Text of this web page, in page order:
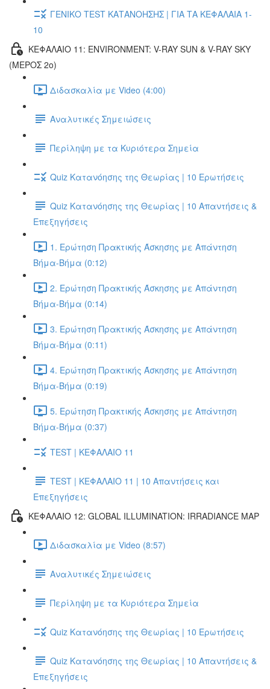
ΓΕΝΙΚΟ TEST ΚΑΤΑΝΟΗΣΗΣ | ΓΙΑ ΤΑ ΚΕΦΑΛΑΙΑ 1-
10
ΚΕΦΑΛΑΙΟ 11: ENVIRONMENT: V-RAY SUN & V-RAY SKY
(ΜΕΡΟΣ 2ο)
Διδασκαλία με Video (4:00)
Αναλυτικές Σημειώσεις
Περίληψη με τα Κυριότερα Σημεία
Quiz Κατανόησης της Θεωρίας | 10 Ερωτήσεις
Quiz Κατανόησης της Θεωρίας | 10 Απαντήσεις &
Επεξηγήσεις
1. Ερώτηση Πρακτικής Άσκησης με Απάντηση
Βήμα-Βήμα (0:12)
2. Ερώτηση Πρακτικής Άσκησης με Απάντηση
Βήμα-Βήμα (0:14)
3. Ερώτηση Πρακτικής Άσκησης με Απάντηση
Βήμα-Βήμα (0:11)
4. Ερώτηση Πρακτικής Άσκησης με Απάντηση
Βήμα-Βήμα (0:19)
5. Ερώτηση Πρακτικής Άσκησης με Απάντηση
Βήμα-Βήμα (0:37)
TEST | ΚΕΦΑΛΑΙΟ 11
TEST | ΚΕΦΑΛΑΙΟ 11 | 10 Απαντήσεις και
Επεξηγήσεις
ΚΕΦΑΛΑΙΟ 12: GLOBAL ILLUMINATION: IRRADIANCE MAP
Διδασκαλία με Video (8:57)
Αναλυτικές Σημειώσεις
Περίληψη με τα Κυριότερα Σημεία
Quiz Κατανόησης της Θεωρίας | 10 Ερωτήσεις
Quiz Κατανόησης της Θεωρίας | 10 Απαντήσεις &
Επεξηγήσεις